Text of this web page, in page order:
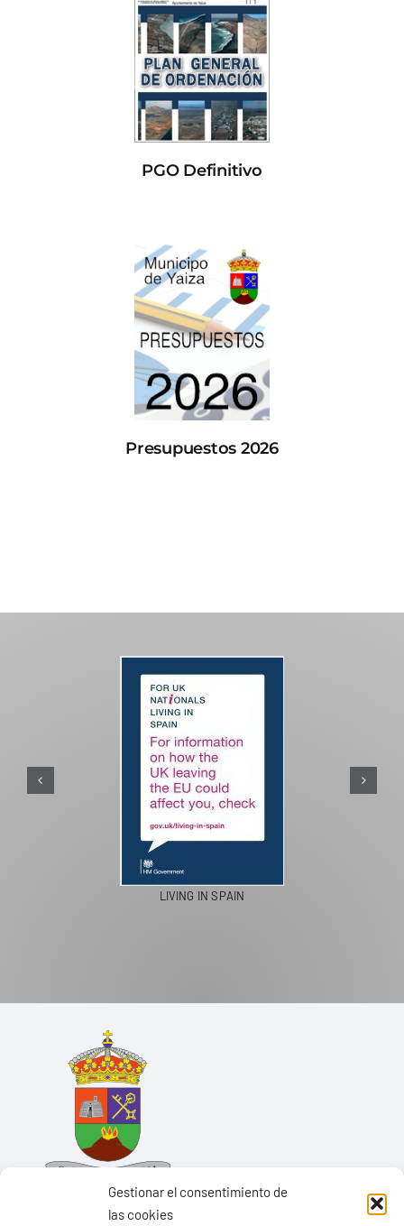
Gestionar el consentimiento de
las cookies
PGO Definitivo
Presupuestos 2026
LIVING IN SPAIN